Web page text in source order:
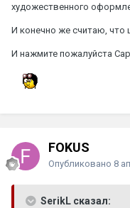
художественного
И конечно же считаю,
И нажмите пожалуйста
FOKUS
Опубликовано 8
SerikL сказал: